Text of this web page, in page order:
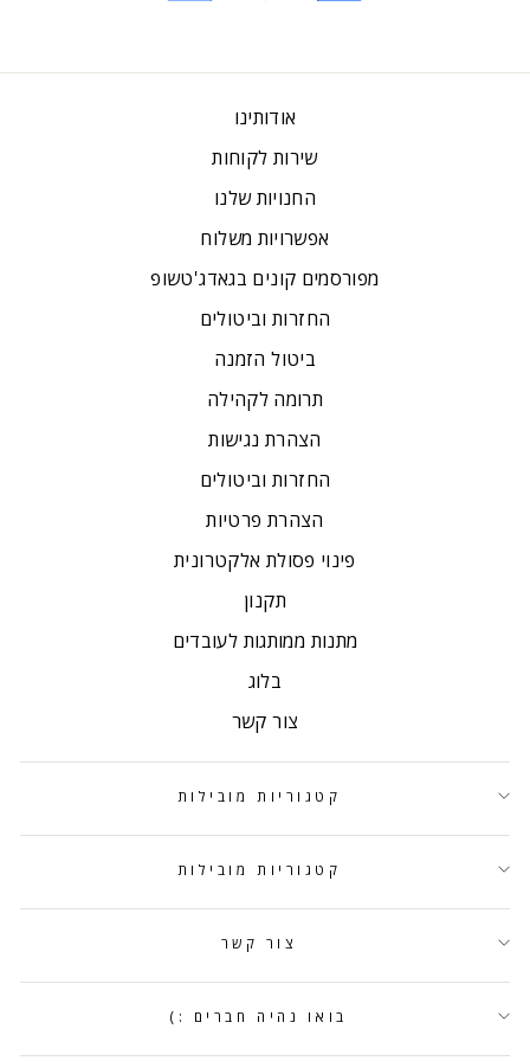
אודותינו
שירות לקוחות
החנויות שלנו
אפשרויות משלוח
מפורסמים קונים בגאדג'טשופ
החזרות וביטולים
ביטול הזמנה
תרומה לקהילה
הצהרת נגישות
החזרות וביטולים
הצהרת פרטיות
פינוי פסולת אלקטרונית
תקנון
מתנות ממותגות לעובדים
בלוג
צור קשר
קטגוריות מובילות
קטגוריות מובילות
צור קשר
בואו נהיה חברים :)